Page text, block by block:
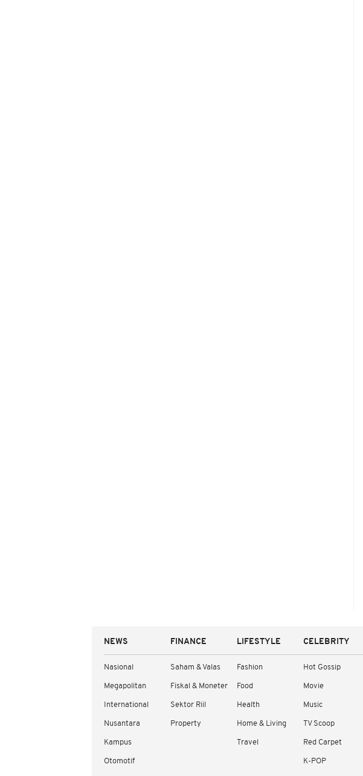
NEWS
Nasional
Megapolitan
International
Nusantara
Kampus
Otomotif
FINANCE
Saham & Valas
Fiskal & Moneter
Sektor Riil
Property
LIFESTYLE
Fashion
Food
Health
Home & Living
Travel
CELEBRITY
Hot Gossip
Movie
Music
TV Scoop
Red Carpet
K-POP